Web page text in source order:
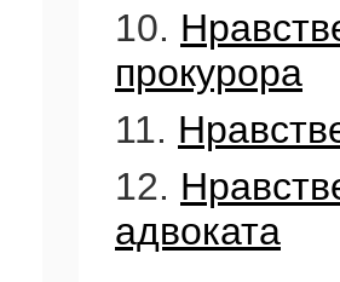
10.
прокурора
11.
12.
адвоката